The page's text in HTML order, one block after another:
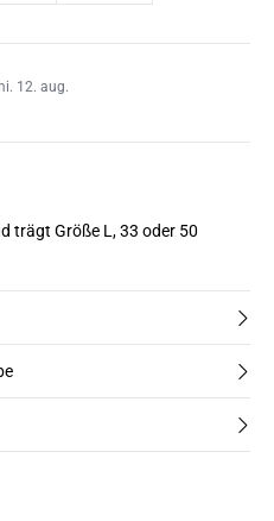
12. aug.
trägt Größe L, 33 oder 50